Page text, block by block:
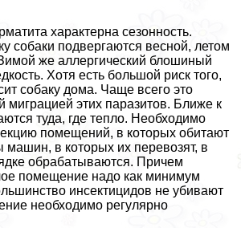
хаpaктерна сезонность.
собаки подвергаются весной, летом
же аллергический блошиный
Хотя есть большой риск того,
собаку дома. Чаще всего это
миграцией этих паразитов. Ближе к
туда, где тепло. Необходимо
помещений, в которых обитают
в которых их перевозят, в
обpaбатываются. Причем
помещение надо как минимум
инсектицидов не убивают
необходимо регулярно